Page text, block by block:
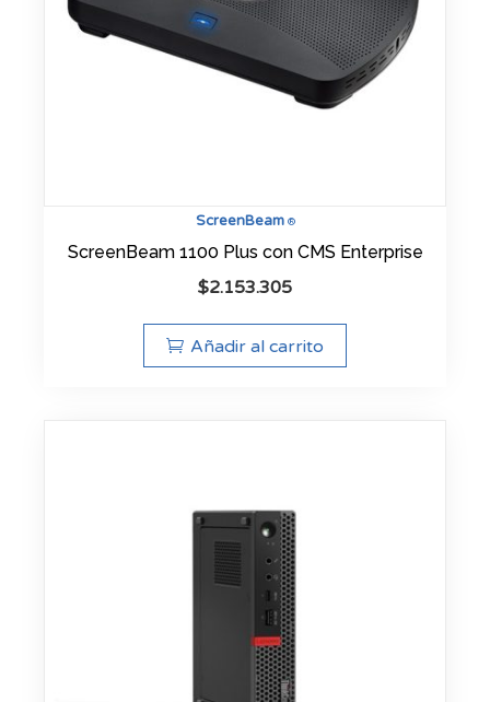
ScreenBeam®
ScreenBeam 1100 Plus con CMS Enterprise
$2.153.305
Añadir al carrito